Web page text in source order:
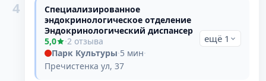
4
Специализированное
эндокринологическое отделение
Эндокринологический диспансер
5,0
·2 отзыва
Парк Культуры·5 мин·
Пречистенка ул, 37
ещё 1